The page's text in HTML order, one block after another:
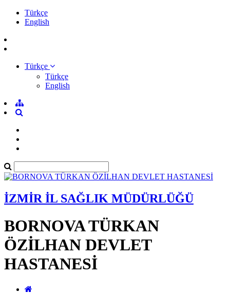
Türkçe
English
Türkçe
Türkçe
English
İZMİR İL SAĞLIK MÜDÜRLÜĞÜ
BORNOVA TÜRKAN
ÖZİLHAN DEVLET
HASTANESİ